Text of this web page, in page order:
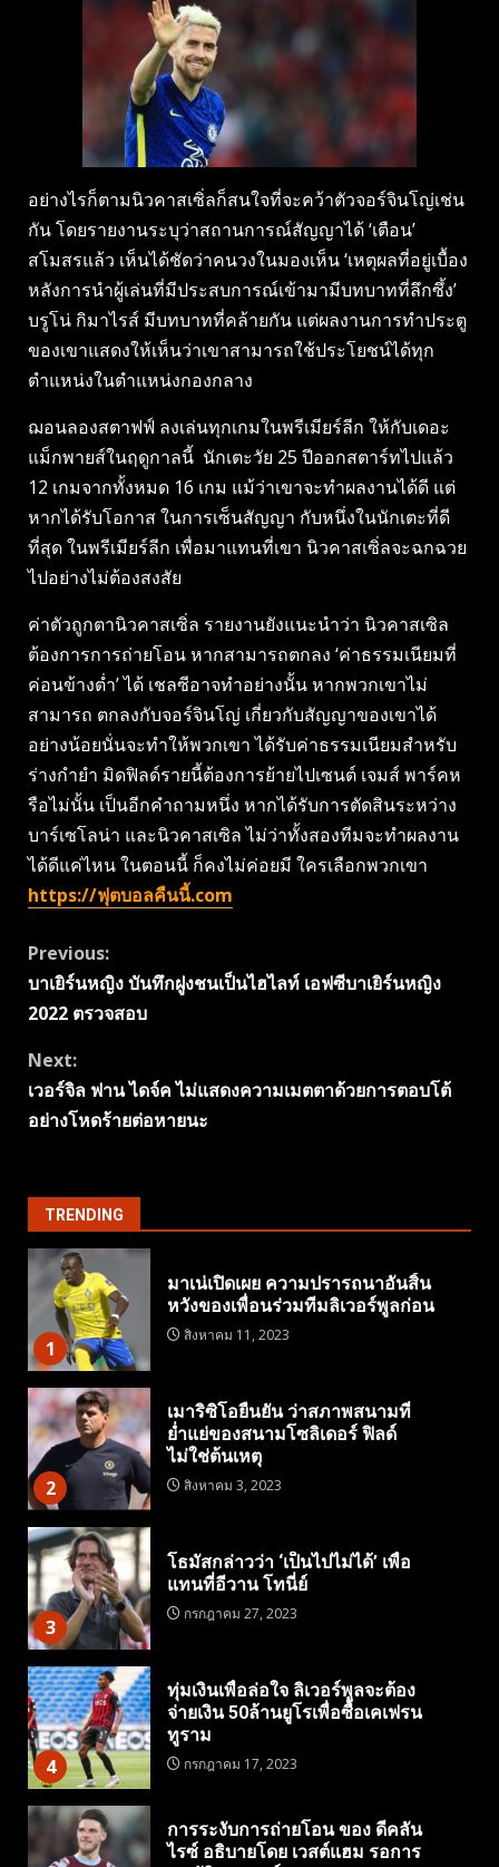
อย่างไรก็ตามนิวคาสเซิ่ลก็สนใจที่จะคว้าตัวจอร์จินโญ่เช่น
กัน โดยรายงานระบุว่าสถานการณ์สัญญาได้ ‘เตือน’
สโมสรแล้ว เห็นได้ชัดว่าคนวงในมองเห็น ‘เหตุผลที่อยู่เบื้อง
หลังการนำผู้เล่นที่มีประสบการณ์เข้ามามีบทบาทที่ลึกซึ้ง’
บรูโน่ กิมาไรส์ มีบทบาทที่คล้ายกัน แต่ผลงานการทำประตู
ของเขาแสดงให้เห็นว่าเขาสามารถใช้ประโยชน์ได้ทุก
ตำแหน่งในตำแหน่งกองกลาง
ฌอนลองสตาฟฟ์ ลงเล่นทุกเกมในพรีเมียร์ลีก ให้กับเดอะ
แม็กพายส์ในฤดูกาลนี้ นักเตะวัย 25 ปีออกสตาร์ทไปแล้ว
12 เกมจากทั้งหมด 16 เกม แม้ว่าเขาจะทำผลงานได้ดี แต่
หากได้รับโอกาส ในการเซ็นสัญญา กับหนึ่งในนักเตะที่ดี
ที่สุด ในพรีเมียร์ลีก เพื่อมาแทนที่เขา นิวคาสเซิ่ลจะฉกฉวย
ไปอย่างไม่ต้องสงสัย
ค่าตัวถูกตานิวคาสเซิ่ล รายงานยังแนะนำว่า นิวคาสเซิล
ต้องการการถ่ายโอน หากสามารถตกลง ‘ค่าธรรมเนียมที่
ค่อนข้างต่ำ’ ได้ เชลซีอาจทำอย่างนั้น หากพวกเขาไม่
สามารถ ตกลงกับจอร์จินโญ่ เกี่ยวกับสัญญาของเขาได้
อย่างน้อยนั่นจะทำให้พวกเขา ได้รับค่าธรรมเนียมสำหรับ
ร่างกำยำ มิดฟิลด์รายนี้ต้องการย้ายไปเซนต์ เจมส์ พาร์คห
รือไม่นั้น เป็นอีกคำถามหนึ่ง หากได้รับการตัดสินระหว่าง
บาร์เซโลน่า และนิวคาสเซิล ไม่ว่าทั้งสองทีมจะทำผลงาน
ได้ดีแค่ไหน ในตอนนี้ ก็คงไม่ค่อยมี ใครเลือกพวกเขา
https://ฟุตบอลคืนนี้.com
Continue
Reading
Previous:
บาเยิร์นหญิง บันทึกฝูงชนเป็นไฮไลท์ เอฟซีบาเยิร์นหญิง
2022 ตรวจสอบ
Next:
เวอร์จิล ฟาน ไดจ์ค ไม่แสดงความเมตตาด้วยการตอบโต้
อย่างโหดร้ายต่อหายนะ
TRENDING
1
มาเน่เปิดเผย ความปรารถนาอันสิ้น
หวังของเพื่อนร่วมทีมลิเวอร์พูลก่อน
สิงหาคม 11, 2023
2
เมาริซิโอยืนยัน ว่าสภาพสนามที่
ย่ำแย่ของสนามโซลิเดอร์ ฟิลด์
ไม่ใช่ต้นเหตุ
สิงหาคม 3, 2023
3
โธมัสกล่าวว่า ‘เป็นไปไม่ได้’ เพื่อ
แทนที่อีวาน โทนี่ย์
กรกฎาคม 27, 2023
4
ทุ่มเงินเพื่อล่อใจ ลิเวอร์พูลจะต้อง
จ่ายเงิน 50ล้านยูโรเพื่อซื้อเคเฟรน
ทูราม
กรกฎาคม 17, 2023
การระงับการถ่ายโอน ของ ดีคลัน
ไรซ์ อธิบายโดย เวสต์แฮม รอการ